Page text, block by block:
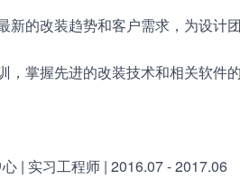
新的改装趋势和客户需求，为设计团
，掌握先进的改装技术和相关软件
| 实习工程师 | 2016.07 - 2017.06